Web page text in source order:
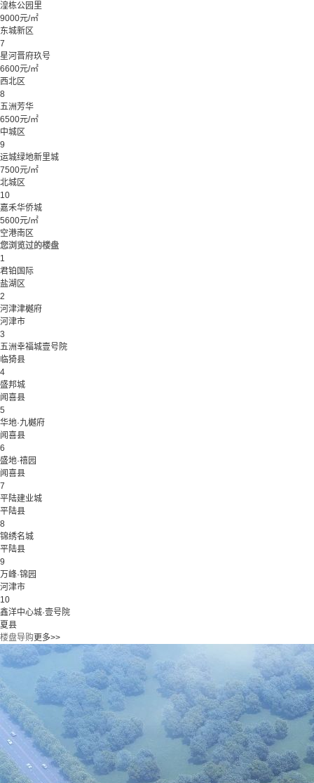
湟栋公园里
9000元/㎡
东城新区
7
星河晋府玖号
6600元/㎡
西北区
8
五洲芳华
6500元/㎡
中城区
9
运城绿地新里城
7500元/㎡
北城区
10
嘉禾华侨城
5600元/㎡
空港南区
您浏览过的楼盘
1
君铂国际
盐湖区
2
河津津樾府
河津市
3
五洲幸福城壹号院
临猗县
4
盛邦城
闻喜县
5
华地·九樾府
闻喜县
6
盛地·禧园
闻喜县
7
平陆建业城
平陆县
8
锦绣名城
平陆县
9
万峰·锦园
河津市
10
鑫洋中心城·壹号院
夏县
楼盘导购更多>>